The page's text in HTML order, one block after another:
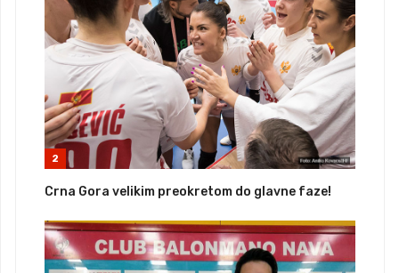
2
Crna Gora velikim preokretom do glavne faze!